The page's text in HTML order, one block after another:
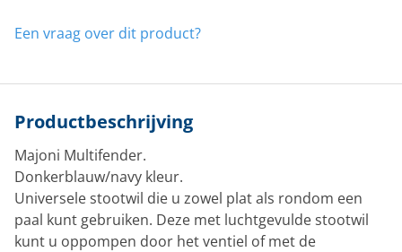
Een vraag over dit product?
Productbeschrijving
Majoni Multifender.
Donkerblauw/navy kleur.
Universele stootwil die u zowel plat als rondom een
paal kunt gebruiken. Deze met luchtgevulde stootwil
kunt u oppompen door het ventiel of met de